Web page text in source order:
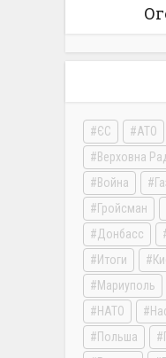
ЄС АТО
Верховна
Война
Гройсман
Донбасс
Итоги
Мариуполь
НАТО
Польша